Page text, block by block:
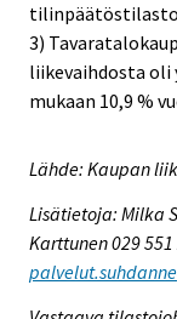
3)
liikevaihdosta
mukaan 10,9 %
Lähde: Kaupan
Lisätietoja: Milka
Karttunen 029 551